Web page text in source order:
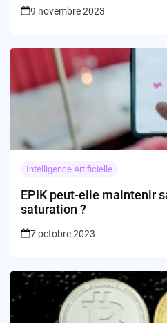
9 novembre 2023
Intelligence Artificielle
EPIK peut-elle maintenir
saturation ?
7 octobre 2023